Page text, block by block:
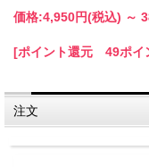
４合（７２０ｃｃ）用、ガ
めて先端のコックを捻ると液
価格:4,950円(税込) ～
[ポイント還元 49ポイ
注文